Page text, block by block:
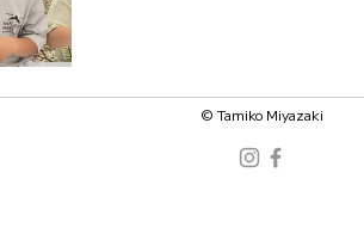
©️ Tamiko Miyazaki